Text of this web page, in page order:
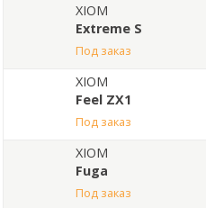
XIOM
Extreme S
под заказ
XIOM
Feel ZX1
под заказ
XIOM
Fuga
под заказ